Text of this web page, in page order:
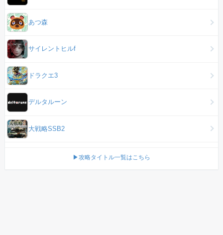
あつ森
サイレントヒルf
ドラクエ3
デルタルーン
大戦略SSB2
▶攻略タイトル一覧はこちら